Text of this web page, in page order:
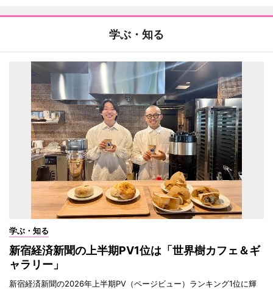
学ぶ・知る
学ぶ・知る
新宿経済新聞の上半期PV1位は「世界樹カフェ＆ギ
ャラリー」
新宿経済新聞の2026年上半期PV（ページビュー）ランキング1位に輝